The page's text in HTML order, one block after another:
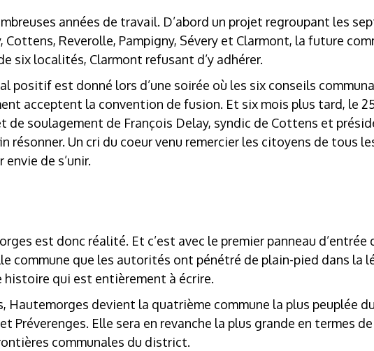
années de travail. D’abord un projet regroupant les
Cottens, Reverolle, Pampigny, Sévery et Clarmont, la future
six localités, Clarmont refusant d’y adhérer.
positif est donné lors d’une soirée où les six conseils
acceptent la convention de fusion. Et six mois plus tard, le
de soulagement de François Delay, syndic de Cottens et
résonner. Un cri du coeur venu remercier les citoyens de tous
de s’unir.
est donc réalité. Et c’est avec le premier panneau d’entrée
commune que les autorités ont pénétré de plain-pied dans la
histoire qui est entièrement à écrire.
Hautemorges devient la quatrième commune la plus peuplée
Préverenges. Elle sera en revanche la plus grande en termes de
communales du district.